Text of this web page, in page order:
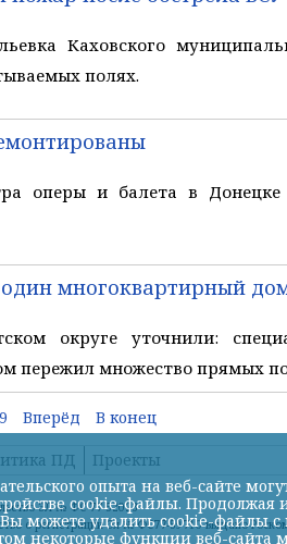
Каховского
полях.
оперы и балета в Донецке
один многоквартирный
округе уточнили:
пережил множество прямых
Вперёд В конец
ПД Проекты
ЭЛ № ФС 77-52023
о регистрации Эл № ФС77-59710 выдано
опыта на веб-сайте
cookie-файлы. Продолжая
можете удалить cookie-файлы с
некоторые функции веб-сайта